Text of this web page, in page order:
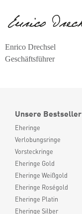
Enrico Drechsel
Geschäftsführer
Unsere Bestseller
Eheringe
Verlobungsringe
Vorsteckringe
Eheringe Gold
Eheringe Weißgold
Eheringe Roségold
Eheringe Platin
Eheringe Silber